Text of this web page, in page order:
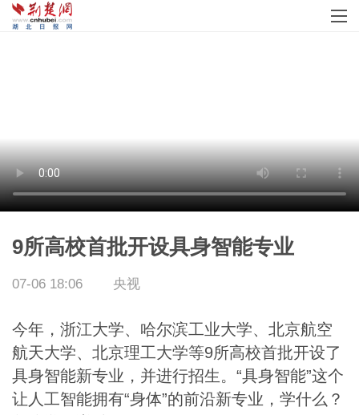
9所高校首批开设具身智能专业
07-06 18:06 央视
今年，浙江大学、哈尔滨工业大学、北京航空
航天大学、北京理工大学等9所高校首批开设了
具身智能新专业，并进行招生。“具身智能”这个
让人工智能拥有“身体”的前沿新专业，学什么？